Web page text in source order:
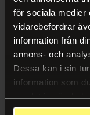
för sociala medier
vidarebefordrar
information från
annons- och
Dessa kan i sin
information som
samlat in när du